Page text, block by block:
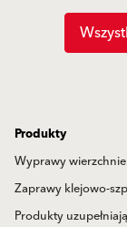
Produkty
Wyprawy wierzchnie
Zaprawy klejowo-
Produkty